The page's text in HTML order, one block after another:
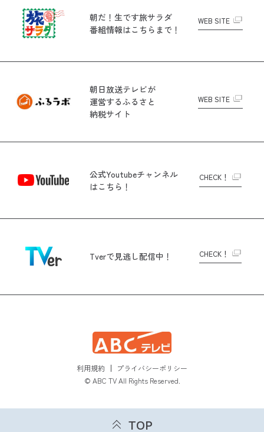
朝だ！生です旅サラダ
番組情報はこちらまで！
WEB SITE
朝日放送テレビが
運営するふるさと
納税サイト
WEB SITE
公式Youtubeチャンネル
はこちら！
CHECK！
Tverで見逃し配信中！ CHECK！
利用規約
プライバシーポリシー
© ABC TV All Rights Reserved.
TOP